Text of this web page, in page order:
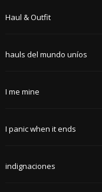
Haul & Outfit
hauls del mundo uníos
I me mine
I panic when it ends
indignaciones